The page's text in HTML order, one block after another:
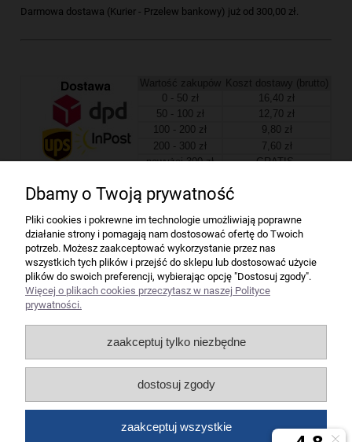
Darmowa dostawa (Kurier - Przelew bankowy) już od 300,00 zł.
Wartość zakupów
Koszt dostawy (brutto)
0 - 50 zł
16,40 zł
50 - 100 zł
12,70 zł
100 - 200 zł
9,80 zł
200 - 300 zł
7,60 zł
powyżej 300 zł
GRATIS
Firma
Bindownice wg producentów
Niszczarki wg producentów
Liczarki pieniędzy
Dbamy o Twoją prywatność
Pliki cookies i pokrewne im technologie umożliwiają poprawne
działanie strony i pomagają nam dostosować ofertę do Twoich
potrzeb. Możesz zaakceptować wykorzystanie przez nas
wszystkich tych plików i przejść do sklepu lub dostosować użycie
plików do swoich preferencji, wybierając opcję "Dostosuj zgody".
Więcej o plikach cookies przeczytasz w naszej Polityce
prywatności.
zaakceptuj tylko niezbędne
dostosuj zgody
zaakceptuj wszystkie